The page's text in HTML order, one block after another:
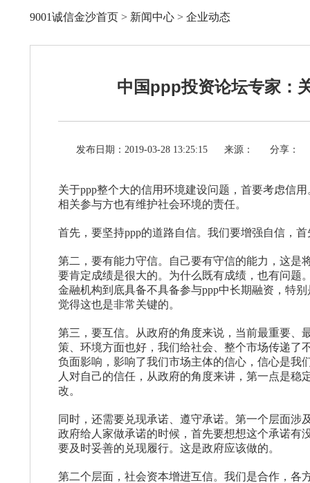
9001诚信金沙首页 > 新闻中心 > 企业动态
中国ppp投资论坛专家：
发布日期：2019-03-28 13:25:15 来源： 分享：
关于ppp整个大的信用环境建设问题，首要考虑信
相关参与方也有维护社会环境的责任。
首先，要坚持ppp的道路自信。我们要增强自信，
第二，要有能力守信。自己要有守信的能力，这是
要肯定成绩是很大的。为什么既有成绩，也有问题
金融机构到底具备不具备参与ppp中长期融资，特
觉得这也是非常关键的。
第三，要互信。从政府的角度来说，当前最重要、
策、环境方面也好，我们给社会、整个市场传递了
负面影响，影响了我们市场主体的信心，信心是我
人对自己的信任，从政府的角度来讲，第一点是
改。
同时，还需要兑现承诺、遵守承诺。第一个层面
政府给人家做承诺的时候，首先要想想这个承诺有
要及时妥善的兑现履行。这是政府应该做的。
第二个层面，社会资本增进互信。我们是合作，各